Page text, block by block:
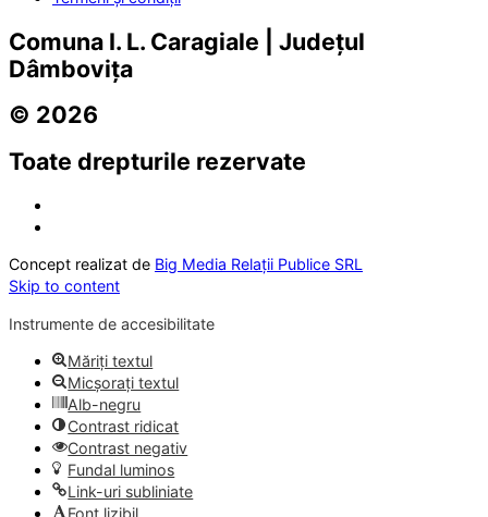
Comuna I. L. Caragiale | Județul
Dâmbovița
© 2026
Toate drepturile rezervate
Concept realizat de Big Media Relații Publice SRL
Skip to content
Instrumente de accesibilitate
Măriți textul
Micșorați textul
Alb-negru
Contrast ridicat
Contrast negativ
Fundal luminos
Link-uri subliniate
Font lizibil